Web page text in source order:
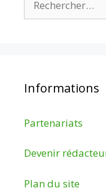
Informations
Partenariats
Devenir
Plan du site